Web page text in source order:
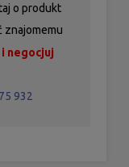
o produkt
znajomemu
negocjuj
932